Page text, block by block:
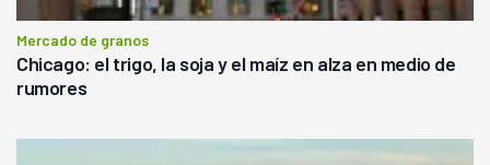
Mercado de granos
Chicago: el trigo, la soja y el maíz en alza en medio de
rumores